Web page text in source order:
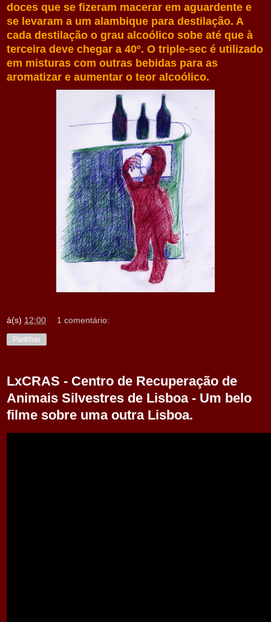
doces que se fizeram macerar em aguardente e
se levaram a um alambique para destilação. A
cada destilação o grau alcoólico sobe até que à
terceira deve chegar a 40º. O triple-sec é utilizado
em misturas com outras bebidas para as
aromatizar e aumentar o teor alcoólico.
à(s) 12:00 1 comentário:
Partilhar
LxCRAS - Centro de Recuperação de
Animais Silvestres de Lisboa - Um belo
filme sobre uma outra Lisboa.